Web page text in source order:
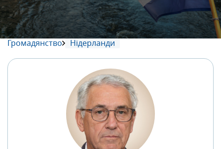
Громадянство Нідерланди